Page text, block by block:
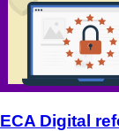
ECA Digital